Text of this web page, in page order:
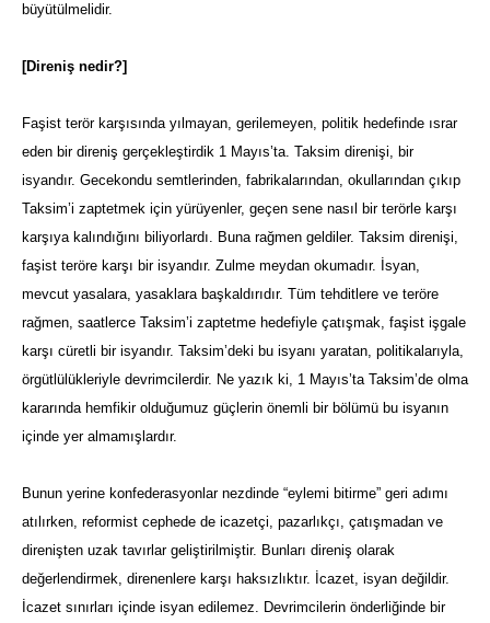
büyütülmelidir.
[Direniş nedir?]
Faşist terör karşısında yılmayan, gerilemeyen, politik hedefinde ısrar
eden bir direniş gerçekleştirdik 1 Mayıs’ta. Taksim direnişi, bir
isyandır. Gecekondu semtlerinden, fabrikalarından, okullarından çıkıp
Taksim’i zaptetmek için yürüyenler, geçen sene nasıl bir terörle karşı
karşıya kalındığını biliyorlardı. Buna rağmen geldiler. Taksim direnişi,
faşist teröre karşı bir isyandır. Zulme meydan okumadır. İsyan,
mevcut yasalara, yasaklara başkaldırıdır. Tüm tehditlere ve teröre
rağmen, saatlerce Taksim’i zaptetme hedefiyle çatışmak, faşist işgale
karşı cüretli bir isyandır. Taksim’deki bu isyanı yaratan, politikalarıyla,
örgütlülükleriyle devrimcilerdir. Ne yazık ki, 1 Mayıs’ta Taksim’de olma
kararında hemfikir olduğumuz güçlerin önemli bir bölümü bu isyanın
içinde yer almamışlardır.
Bunun yerine konfederasyonlar nezdinde “eylemi bitirme” geri adımı
atılırken, reformist cephede de icazetçi, pazarlıkçı, çatışmadan ve
direnişten uzak tavırlar geliştirilmiştir. Bunları direniş olarak
değerlendirmek, direnenlere karşı haksızlıktır. İcazet, isyan değildir.
İcazet sınırları içinde isyan edilemez. Devrimcilerin önderliğinde bir